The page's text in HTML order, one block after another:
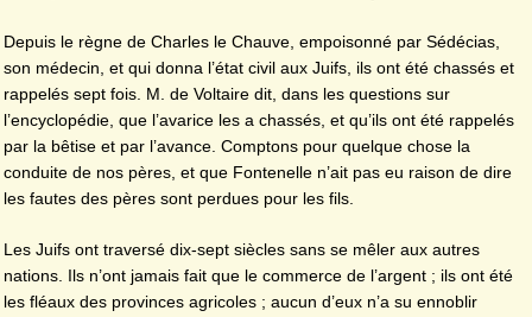
Depuis le règne de Charles le Chauve, empoisonné par Sédécias,
son médecin, et qui donna l’état civil aux Juifs, ils ont été chassés et
rappelés sept fois. M. de Voltaire dit, dans les questions sur
l’encyclopédie, que l’avarice les a chassés, et qu’ils ont été rappelés
par la bêtise et par l’avance. Comptons pour quelque chose la
conduite de nos pères, et que Fontenelle n’ait pas eu raison de dire
les fautes des pères sont perdues pour les fils.
Les Juifs ont traversé dix-sept siècles sans se mêler aux autres
nations. Ils n’ont jamais fait que le commerce de l’argent ; ils ont été
les fléaux des provinces agricoles ; aucun d’eux n’a su ennoblir